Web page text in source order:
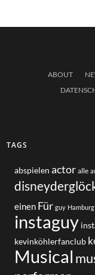
ABOUT
TAGS
abspielen actor alle
einen Für guy Hamburg
instaguy
kevinköhlerfanclub
Musical